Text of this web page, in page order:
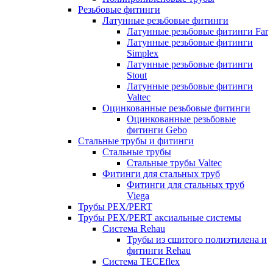
Резьбовые фитинги
Латунные резьбовые фитинги
Латунные резьбовые фитинги Far
Латунные резьбовые фитинги
Simplex
Латунные резьбовые фитинги
Stout
Латунные резьбовые фитинги
Valtec
Оцинкованные резьбовые фитинги
Оцинкованные резьбовые
фитинги Gebo
Стальные трубы и фитинги
Стальные трубы
Стальные трубы Valtec
Фитинги для стальных труб
Фитинги для стальных труб
Viega
Трубы PEX/PERT
Трубы PEX/PERT аксиальные системы
Система Rehau
Трубы из сшитого полиэтилена и
фитинги Rehau
Система TECEflex